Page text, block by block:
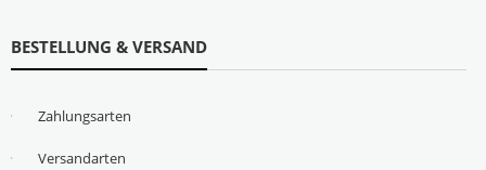
BESTELLUNG & VERSAND
Zahlungsarten
Versandarten